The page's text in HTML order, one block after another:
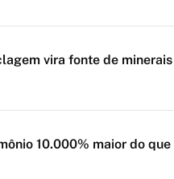
vira fonte de minerais
10.000% maior do que